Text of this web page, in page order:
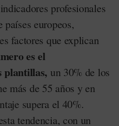
profesionales
europeos,
factores que explican
es el
plantillas, un 30% de los
más de 55 años y en
supera el 40%.
tendencia, con un